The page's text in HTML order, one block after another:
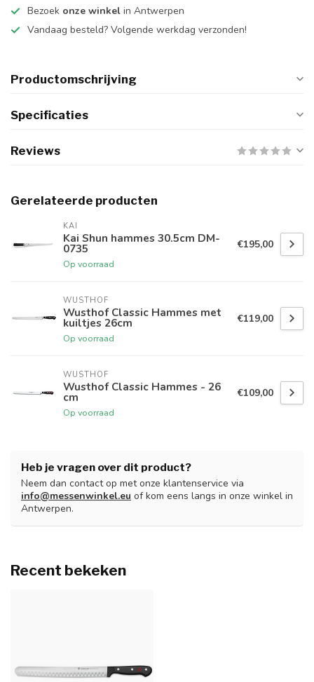
Bezoek onze winkel in Antwerpen
Vandaag besteld? Volgende werkdag verzonden!
Productomschrijving
Specificaties
Reviews
Gerelateerde producten
KAI
Kai Shun hammes 30.5cm DM-
0735
Op voorraad
€195,00
WUSTHOF
Wusthof Classic Hammes met
kuiltjes 26cm
Op voorraad
€119,00
WUSTHOF
Wusthof Classic Hammes - 26
cm
Op voorraad
€109,00
Heb je vragen over dit product?
Neem dan contact op met onze klantenservice via
info@messenwinkel.eu of kom eens langs in onze winkel in
Antwerpen.
Recent bekeken